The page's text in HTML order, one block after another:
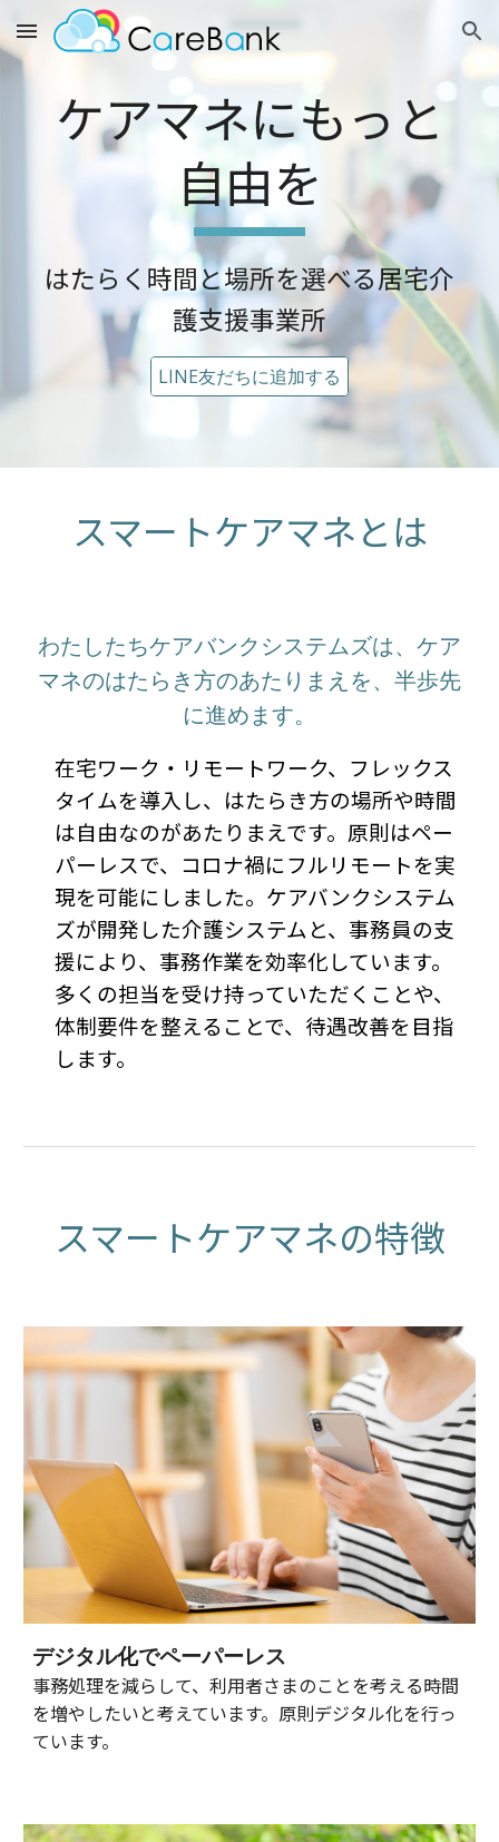
Skip to main content Skip to navigation
ケアマネにもっと
自由を
はたらく時間と場所を選べる居宅介
護支援事業所
LINE友だちに追加する
スマートケアマネとは
わたしたちケアバンクシステムズは、ケア
マネのはたらき方のあたりまえを、半歩先
に進めます。
在宅ワーク・リモートワーク、フレックス
タイムを導入し、はたらき方の場所や時間
は自由なのがあたりまえです。原則はペー
パーレスで、コロナ禍にフルリモートを実
現を可能にしました。ケアバンクシステム
ズが開発した介護システムと、事務員の支
援により、事務作業を効率化しています。
多くの担当を受け持っていただくことや、
体制要件を整えることで、待遇改善を目指
します。
スマートケアマネの特徴
デジタル化でペーパーレス
事務処理を減らして、利用者さまのことを考える時間
を増やしたいと考えています。原則デジタル化を行っ
ています。